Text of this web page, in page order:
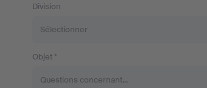
Division
Objet *